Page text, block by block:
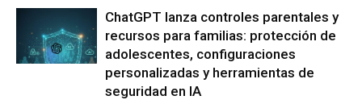
ChatGPT lanza controles parentales y
recursos para familias: protección de
adolescentes, configuraciones
personalizadas y herramientas de
seguridad en IA